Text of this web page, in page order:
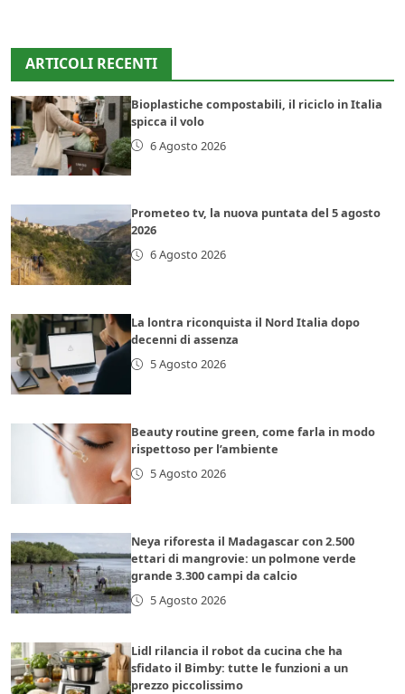
ARTICOLI RECENTI
Bioplastiche compostabili, il riciclo in Italia
spicca il volo
6 Agosto 2026
Prometeo tv, la nuova puntata del 5 agosto
2026
6 Agosto 2026
La lontra riconquista il Nord Italia dopo
decenni di assenza
5 Agosto 2026
Beauty routine green, come farla in modo
rispettoso per l’ambiente
5 Agosto 2026
Neya riforesta il Madagascar con 2.500
ettari di mangrovie: un polmone verde
grande 3.300 campi da calcio
5 Agosto 2026
Lidl rilancia il robot da cucina che ha
sfidato il Bimby: tutte le funzioni a un
prezzo piccolissimo